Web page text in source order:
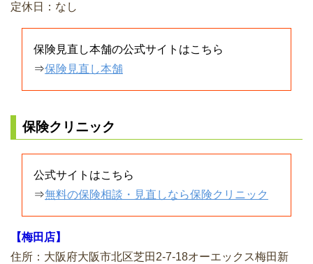
定休日：なし
保険見直し本舗の公式サイトはこちら
⇒保険見直し本舗
保険クリニック
公式サイトはこちら
⇒無料の保険相談・見直しなら保険クリニック
【梅田店】
住所：大阪府大阪市北区芝田2-7-18オーエックス梅田新